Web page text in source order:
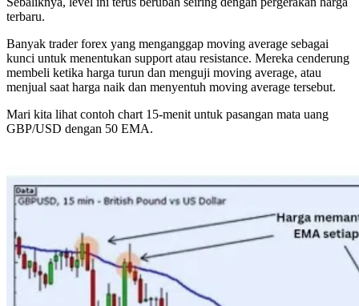
terbaru.
Banyak trader forex yang menganggap moving average sebagai
kunci untuk menentukan support atau resistance. Mereka cenderung
membeli ketika harga turun dan menguji moving average, atau
menjual saat harga naik dan menyentuh moving average tersebut.
Mari kita lihat contoh chart 15-menit untuk pasangan mata uang
GBP/USD dengan 50 EMA.